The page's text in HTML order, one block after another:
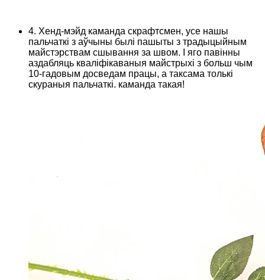
4. Хенд-мэйд каманда скрафтсмен, усе нашы
пальчаткі з аўчыны былі пашыты з традыцыйным
майстэрствам сшывання за швом. І яго павінны
аздабляць кваліфікаваныя майстрыхі з больш чым
10-гадовым досведам працы, а таксама толькі
скураныя пальчаткі. каманда такая!